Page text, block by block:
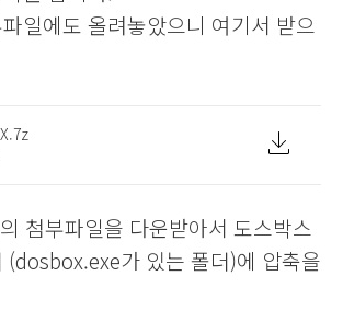
일에도 올려놓았으니 여기서 받으
첨부파일을 다운받아서 도스박스
(dosbox.exe가 있는 폴더)에 압축을